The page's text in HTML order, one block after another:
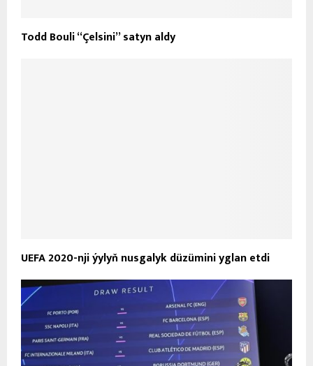
Todd Bouli “Çelsini” satyn aldy
UEFA 2020-nji ýylyň nusgalyk düzümini yglan etdi